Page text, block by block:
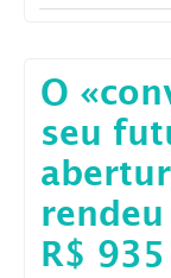
O
seu
R$